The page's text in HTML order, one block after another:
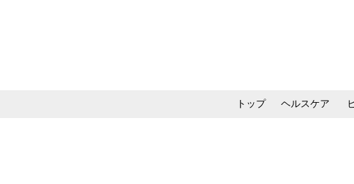
トップ ヘルスケア